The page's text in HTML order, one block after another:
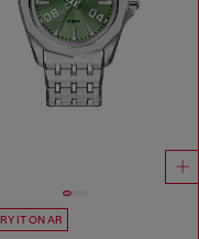
IT ON AR